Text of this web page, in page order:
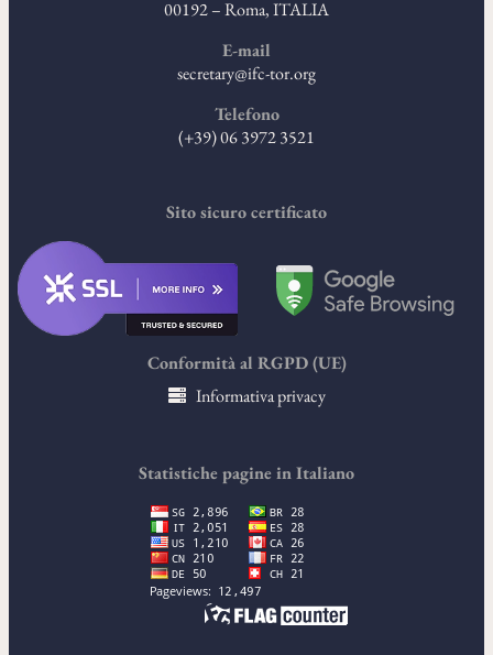
00192 – Roma, ITALIA
E-mail
secretary@ifc-tor.org
Telefono
(+39) 06 3972 3521
Sito sicuro certificato
Conformità al RGPD (UE)
Informativa privacy
Statistiche pagine in Italiano